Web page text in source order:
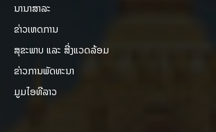
ນານາສາລະ
ຂ່າວເຫດການ
ສຸຂະພາບ ແລະ ສີ່ງແວດລ້ອມ
ຂ່າວການພັດທະນາ
ມູມໄອທີລາວ